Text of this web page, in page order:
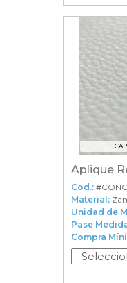
Aplique
Cod.:
Material:
Unidad de
Pase
Compra